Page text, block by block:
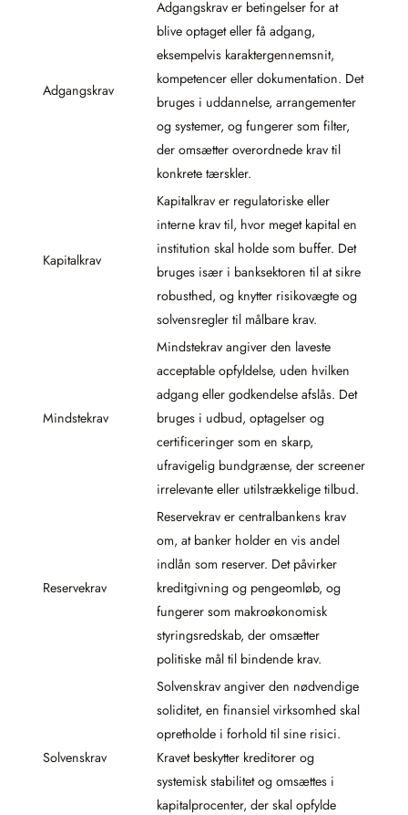
Adgangskrav
Adgangskrav er betingelser for at
blive optaget eller få adgang,
eksempelvis karaktergennemsnit,
kompetencer eller dokumentation. Det
bruges i uddannelse, arrangementer
og systemer, og fungerer som filter,
der omsætter overordnede krav til
konkrete tærskler.
Kapitalkrav
Kapitalkrav er regulatoriske eller
interne krav til, hvor meget kapital en
institution skal holde som buffer. Det
bruges især i banksektoren til at sikre
robusthed, og knytter risikovægte og
solvensregler til målbare krav.
Mindstekrav
Mindstekrav angiver den laveste
acceptable opfyldelse, uden hvilken
adgang eller godkendelse afslås. Det
bruges i udbud, optagelser og
certificeringer som en skarp,
ufravigelig bundgrænse, der screener
irrelevante eller utilstrækkelige tilbud.
Reservekrav
Reservekrav er centralbankens krav
om, at banker holder en vis andel
indlån som reserver. Det påvirker
kreditgivning og pengeomløb, og
fungerer som makroøkonomisk
styringsredskab, der omsætter
politiske mål til bindende krav.
Solvenskrav
Solvenskrav angiver den nødvendige
soliditet, en finansiel virksomhed skal
opretholde i forhold til sine risici.
Kravet beskytter kreditorer og
systemisk stabilitet og omsættes i
kapitalprocenter, der skal opfylde